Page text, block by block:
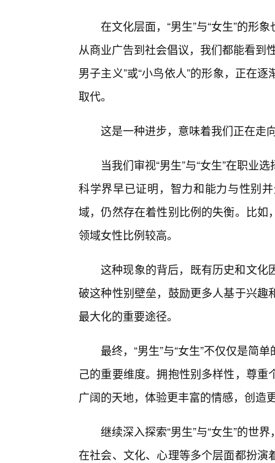
在文化层面，“男生”与“女生”的形
从商业广告到社会倡议，我们都能看到
男子主义”或“小鸟依人”的形象，正在
取代。
这是一种进步，意味着我们正在走
当我们审视“男生”与“女生”在职业
科学界早已证明，智力和能力与性别
域，仍然存在着性别比例的失衡。比
领域女性比例较高。
这种现象的背后，既有历史和文化
破这种性别壁垒，鼓励更多人基于兴
最大化的重要途径。
最终，“男生”与“女生”不仅仅是简
己的重要维度。拥抱性别多样性，尊
广阔的天地，体验更丰富的情感，创造
继续深入探索“男生”与“女生”的世
在社会、文化、心理等多个层面都扮